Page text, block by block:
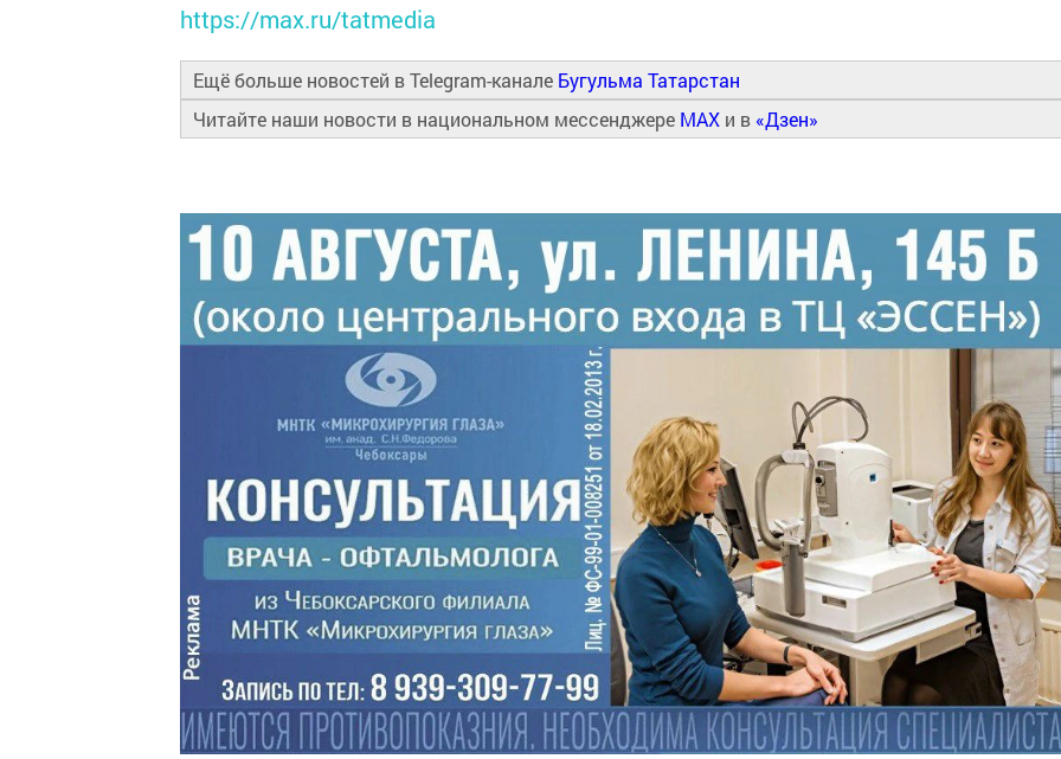
https://max.ru/tatmedia
Ещё больше новостей в Telegram-канале Бугульма Татарстан
Читайте наши новости в национальном мессенджере MAX и в «Дзен»